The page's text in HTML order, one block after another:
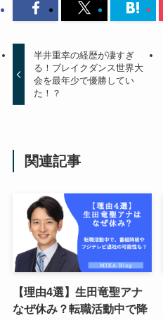
半井重幸の経歴が凄すぎ
る！ブレイクダンス世界大
会を最年少で優勝してい
た！？
関連記事
【理由4選】生田竜聖アナ
なぜ休み？転職活動中で降